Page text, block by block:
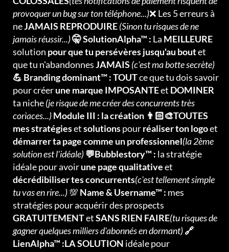
provoquer un bug sur ton téléphone...)❌ Les 5 erreurs à
neJAMAIS REPRODUIRE(Sinon tu risques de ne
jamais réussir...)🤫 SolutionAlpha™ : La MEILLEURE
solution pour que tu persévères jusqu'au boutet
que tu n'abandonnesJAMAIS (c'est ma botte secrète)
💪 Branding dominant™ : TOUTce que tu dois savoir
pour créerune marque IMPOSANTEet DOMINER
ta niche(je risque de me créer des concurrents très
coriaces...)Module III : la création 👨🏻‍🎨TOUTES
mes stratégiesetsolutionspourréaliser ton logoet
démarrer ta page comme un professionnel(la 2ème
solution est l'idéale) 💬Bubblestory™ : la stratégie
idéale pour avoirune page qualitativeet
décrédibiliser tes concurrents(c'est tellement simple
tu vas en rire...)💯 Name & Username™ : mes
stratégies pour acquérir des prospects
GRATUITEMENTetSANS RIEN FAIRE(tu risques de
gagner quelques milliers d'abonnés en dormant)🔗
LienAlpha™ :LA SOLUTION idéale pour